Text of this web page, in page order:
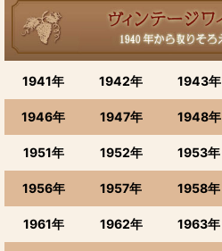
1941年 1942年 1943年
1946年 1947年 1948年
1951年 1952年 1953年
1956年 1957年 1958年
1961年 1962年 1963年